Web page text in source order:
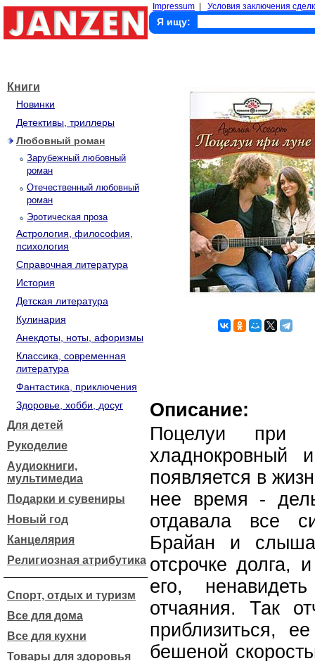
Impressum Условия заключения
Я ищу:
Книги
Новинки
Детективы, триллеры
Любовный роман
Зарубежный любовный
роман
Отечественный любовный
роман
Эротическая проза
Астрология, философия,
психология
Справочная литература
История
Детская литература
Кулинария
Анекдоты, ноты, афоризмы
Классика, современная
литература
Фантастика, приключения
Здоровье, хобби, досуг
Для детей
Рукоделие
Аудиокниги,
мультимедиа
Подарки и сувениры
Новый год
Канцелярия
Религиозная атрибутика
Спорт, отдых и туризм
Все для дома
Все для кухни
Товары для здоровья
Описание:
Поцелуи при
хладнокровный
появляется в
нее время -
отдавала все
Брайан и
отсрочке долга,
его,
отчаяния. Так
приблизиться,
бешеной